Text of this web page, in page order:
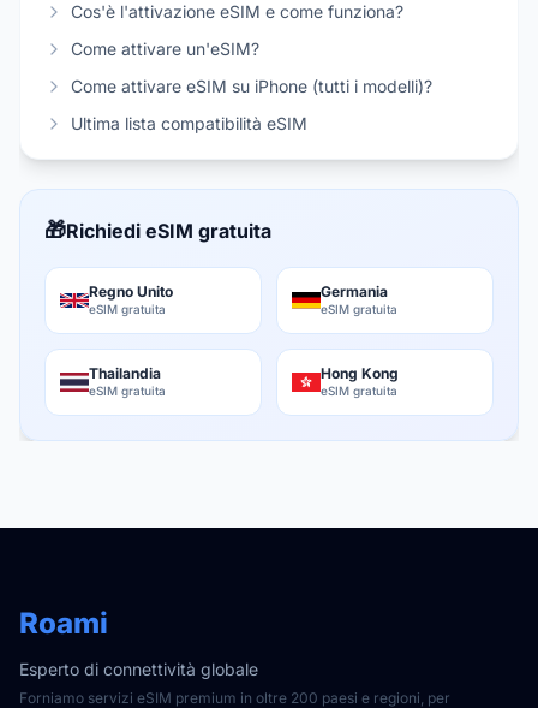
Cos'è l'attivazione eSIM e come funziona?
Come attivare un'eSIM?
Come attivare eSIM su iPhone (tutti i modelli)?
Ultima lista compatibilità eSIM
🎁Richiedi eSIM gratuita
Regno Unito
eSIM gratuita
Germania
eSIM gratuita
Thailandia
eSIM gratuita
Hong Kong
eSIM gratuita
Roami
Esperto di connettività globale
Forniamo servizi eSIM premium in oltre 200 paesi e regioni, per